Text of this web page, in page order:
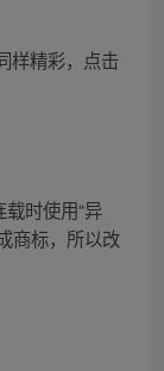
样精彩，点击
时使用“异
商标，所以改